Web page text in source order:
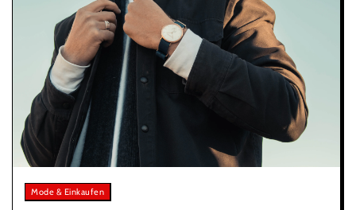
Mode & Einkaufen